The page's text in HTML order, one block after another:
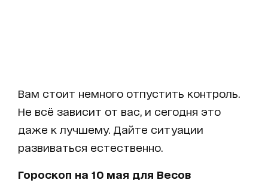
Вам стоит немного отпустить контроль.
Не всё зависит от вас, и сегодня это
даже к лучшему. Дайте ситуации
развиваться естественно.
Гороскоп на 10 мая для Весов